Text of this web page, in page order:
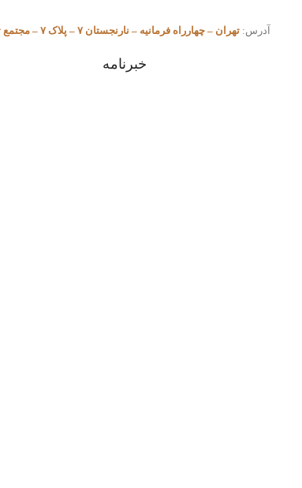
آدرس: تهران – چهارراه فرمانیه – نارنجستان ۷ – پلاک ۷ – مجتمع تجاری اداری پارک سنتر – طبقه ۱۳ – واحد ۱۳۰۱
خبرنامه